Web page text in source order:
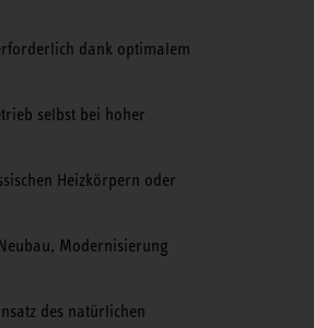
dank optimalem
selbst bei hoher
Heizkörpern oder
Modernisierung
des natürlichen